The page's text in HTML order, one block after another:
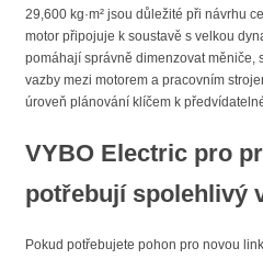
29,600 kg·m² jsou důležité při návrhu
motor připojuje k soustavě s velkou
pomáhají správně dimenzovat měniče,
vazby mezi motorem a pracovním
úroveň plánování klíčem k
VYBO Electric pro
potřebují spolehlivý
Pokud potřebujete pohon pro novou